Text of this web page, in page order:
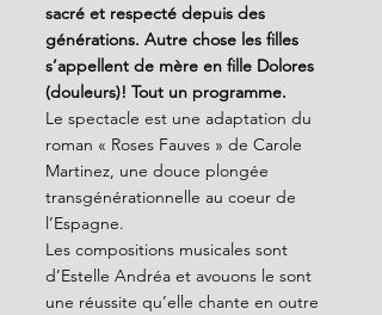
sacré et respecté depuis des
générations. Autre chose les filles
s’appellent de mère en fille Dolores
(douleurs)! Tout un programme.
Le spectacle est une adaptation du
roman « Roses Fauves » de Carole
Martinez, une douce plongée
transgénérationnelle au coeur de
l’Espagne.
Les compositions musicales sont
d’Estelle Andréa et avouons le sont
une réussite qu’elle chante en outre